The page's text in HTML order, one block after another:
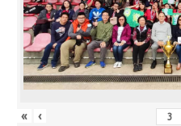
« ‹